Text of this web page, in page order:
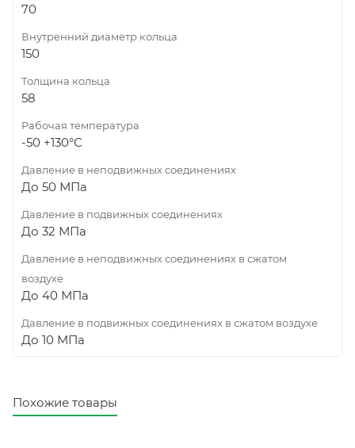
70
Внутренний диаметр кольца
150
Толщина кольца
58
Рабочая температура
-50 +130°С
Давление в неподвижных соединениях
До 50 МПа
Давление в подвижных соединениях
До 32 МПа
Давление в неподвижных соединениях в сжатом
воздухе
До 40 МПа
Давление в подвижных соединениях в сжатом воздухе
До 10 МПа
Похожие товары